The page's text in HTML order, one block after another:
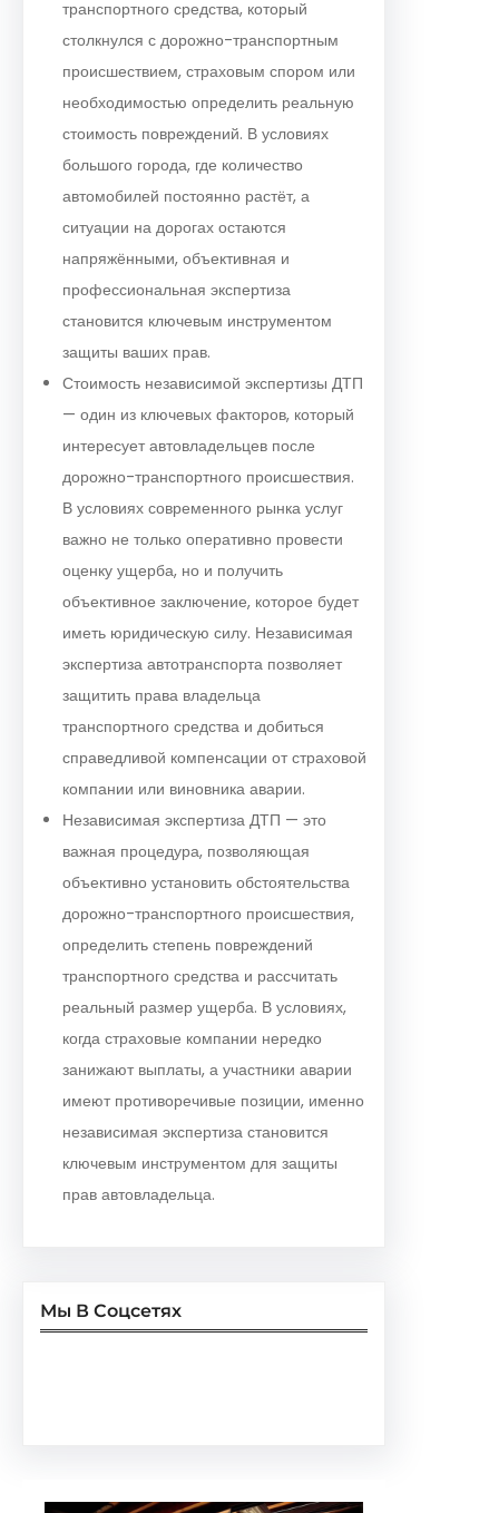
транспортного средства, который
столкнулся с дорожно-транспортным
происшествием, страховым спором или
необходимостью определить реальную
стоимость повреждений. В условиях
большого города, где количество
автомобилей постоянно растёт, а
ситуации на дорогах остаются
напряжёнными, объективная и
профессиональная экспертиза
становится ключевым инструментом
защиты ваших прав.
Стоимость независимой экспертизы ДТП
— один из ключевых факторов, который
интересует автовладельцев после
дорожно-транспортного происшествия.
В условиях современного рынка услуг
важно не только оперативно провести
оценку ущерба, но и получить
объективное заключение, которое будет
иметь юридическую силу. Независимая
экспертиза автотранспорта позволяет
защитить права владельца
транспортного средства и добиться
справедливой компенсации от страховой
компании или виновника аварии.
Независимая экспертиза ДТП — это
важная процедура, позволяющая
объективно установить обстоятельства
дорожно-транспортного происшествия,
определить степень повреждений
транспортного средства и рассчитать
реальный размер ущерба. В условиях,
когда страховые компании нередко
занижают выплаты, а участники аварии
имеют противоречивые позиции, именно
независимая экспертиза становится
ключевым инструментом для защиты
прав автовладельца.
Мы В Соцсетях